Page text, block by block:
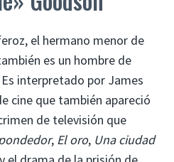
el hermano menor de
es un hombre de
interpretado por James
cine que también apareció
de televisión que
, El oro, Una ciudad